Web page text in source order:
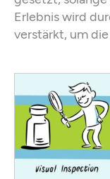
Erlebnis wird
verstärkt, um